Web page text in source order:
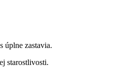
úplne zastavia.
starostlivosti.